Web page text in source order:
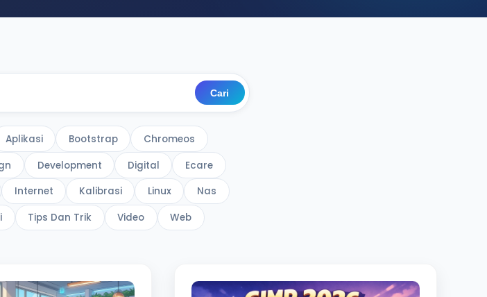
Cari
Aplikasi Bootstrap
Chromeos
Development Digital
Ecare
Internet Kalibrasi Linux
Nas
Tips Dan Trik Video Web